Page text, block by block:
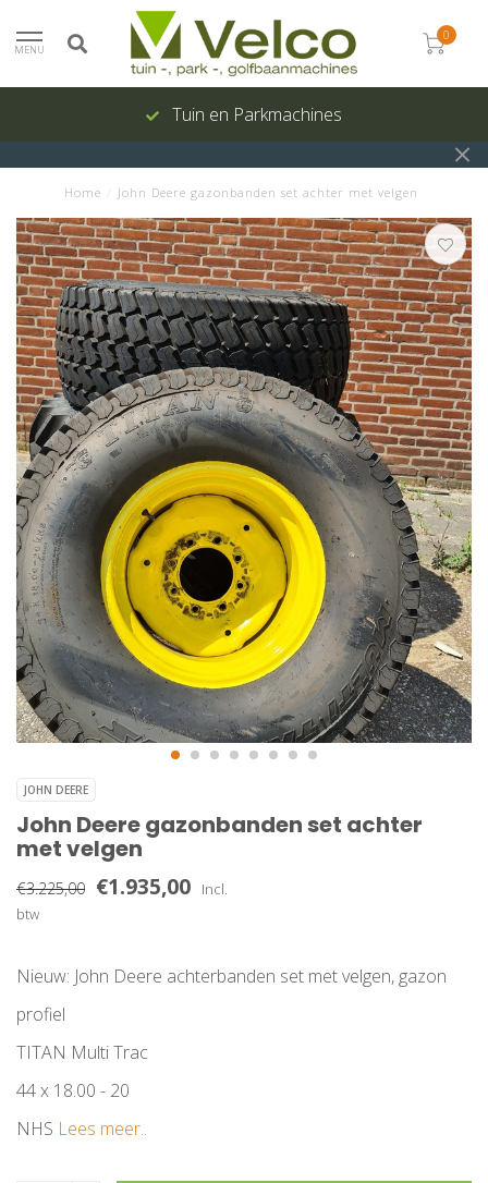
MENU
0
Tuin en Parkmachines
Home John Deere gazonbanden set achter met velgen
JOHN DEERE
John Deere gazonbanden set achter
met velgen
€3.225,00 €1.935,00
Incl.
btw
Nieuw: John Deere achterbanden set met velgen, gazon
profiel
TITAN Multi Trac
44 x 18.00 - 20
NHS Lees meer..